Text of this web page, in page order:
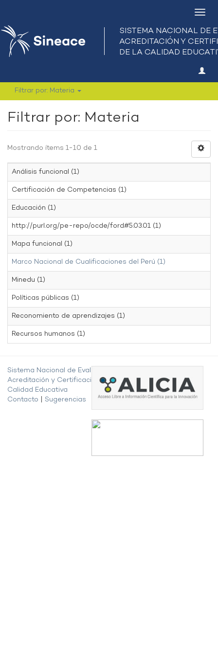
Filtrar por: Materia
Filtrar por: Materia
Mostrando ítems 1-10 de 1
Análisis funcional (1)
Certificación de Competencias (1)
Educación (1)
http://purl.org/pe-repo/ocde/ford#5.03.01 (1)
Mapa funcional (1)
Marco Nacional de Cualificaciones del Perú (1)
Minedu (1)
Políticas públicas (1)
Reconomiento de aprendizajes (1)
Recursos humanos (1)
Sistema Nacional de Evaluación,
Acreditación y Certificación de la
Calidad Educativa
Contacto
Sugerencias